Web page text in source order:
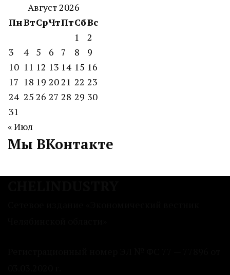
Август 2026
ПнВтСрЧтПтСбВс
1
2
3
4 5 6 7 8
9
10 11 12 13 14 15 16
17 18 19 2021 22 23
24 25 26 27 28 29 30
31
« Июл
Мы ВКонтакте